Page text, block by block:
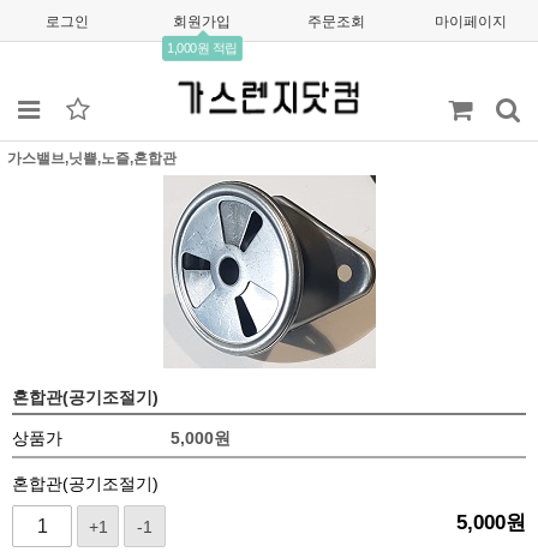
로그인 회원가입
1,000원 적립
주문조회 마이페이지
가스밸브,닛쁠,노즐,혼합관
혼합관(공기조절기)
상품가 5,000원
혼합관(공기조절기)
+1 -1 5,000원